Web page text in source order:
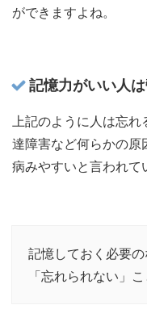
ができますよね。
記憶力がいい人
上記のように人は忘
達障害など何らかの
病みやすいと言われて
記憶しておく必要の
「忘れられない」